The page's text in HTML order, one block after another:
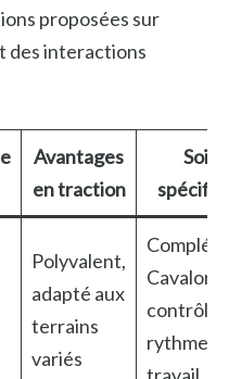
proposées sur
des interactions
Avantages
en traction
Soins
Polyvalent,
adapté aux
terrains
variés
Cavalor,
contrôle
rythme